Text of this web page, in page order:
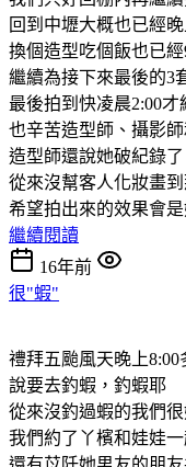
回到中壢大概也已經晚
換個造型吃個飯也已經
繼續為接下來最後的3
最後拍到快凌晨2:00才
也辛苦造型師、攝影
造型師還說她破紀錄了
從來沒幫客人化妝畫
希望拍出來的效果會
繼續閱讀
16年前
很"蝦"
禮拜五颱風天晚上
說要去釣蝦，釣蝦耶
從來沒釣過蝦的我們
我們約了丫檳和娃娃